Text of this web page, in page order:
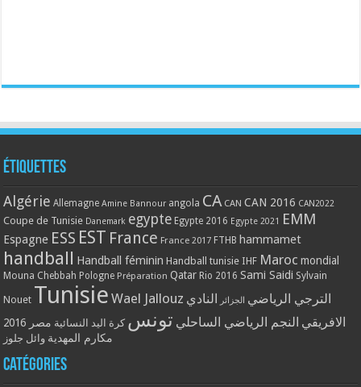
Étiquettes
Algérie Allemagne Amine Bannour angola CA CAN CAN 2016 CAN2022
Coupe de Tunisie Danemark egypte Egypte 2016 Egypte 2021 EMM
Espagne ESS EST France France 2017 FTHB hammamet
handball Handball féminin Handball tunisie IHF Maroc mondial
Mouna Chebbah Pologne Préparation Qatar Rio 2016 Sami Saidi Sylvain
Nouet Tunisie Wael Jallouz الترجي الرياضي الجزائر النادي
الافريقي النجم الرياضي الساحلي تونس كرة اليد النسائية مصر 2016
مكارم المهدية وائل جلوز
Catégories